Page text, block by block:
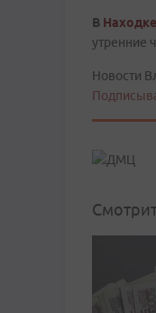
В Находке
утренние
Новости